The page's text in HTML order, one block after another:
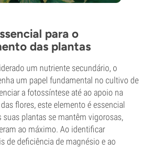
para o
das plantas
um nutriente secundário, o
um papel fundamental no cultivo de
a fotossíntese até ao apoio na
flores, este elemento é essencial
suas plantas se mantêm vigorosas,
ao máximo. Ao identificar
de deficiência de magnésio e ao